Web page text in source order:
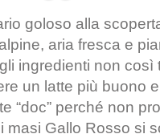
goloso alla
aria fresca e
ingredienti non così
un latte più buono
“doc” perché non
masi Gallo Rosso si